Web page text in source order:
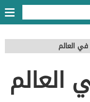
في العالم
العالم